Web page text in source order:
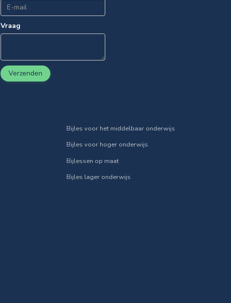
Vraag
Verzenden
Bijles voor het middelbaar onderwijs
Bijles voor hoger onderwijs
Bijlessen op maat
Bijles lager onderwijs